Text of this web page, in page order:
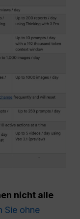
nicht alle
Sie ohne